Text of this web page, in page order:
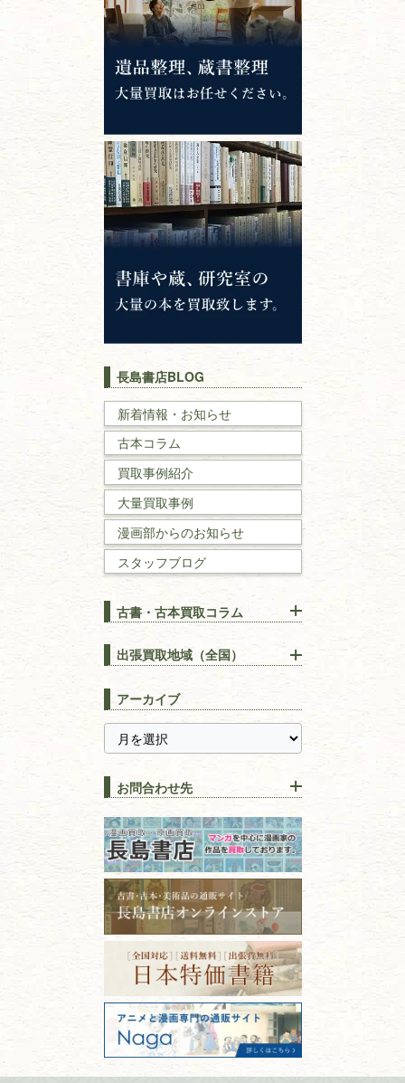
錦絵・浮世絵・版画・刷り物
専門書・ 学術書
哲学書・思想書
心理学・倫理学
仏教書
神道・神社仏閣
イスラム教
キリスト教
日本史
戦記・戦史
国文学・
理工書
数学書・物理学書
建築書
漢方・鍼灸・東洋医学
易学・占い
スピリチュアル・
全集・
趣味・教養
書道
拓本・法帖・碑帖
篆刻・印譜
書道具
美術書・アート本・
デザイン本
カメラ・撮影術
版画・リトグラフ・
長島書店BLOG
新着情報・お知らせ
古本コラム
買取事例紹介
大量買取事例
漫画部からのお知らせ
スタッフブログ
古書・古本買取コラム
りOK！効率的に売る方法
宅配買取は古本を送るだけ！
長島書店の便利な買取サービ
ス
【持ち込み買取】店頭で簡単
に古本を売るメリットとは？
上手な売り方のコツを解説
因！適切な管理で長持ちさせ
るコツ
古本は汚れていると買取でき
ない？適切な保管方法とクリ
ーニング！
ISBNコードとは？書籍の識別
番号の意味と役割を解説
価値ある古書を売るポイント
と注意点
出張買取地域（全国）
東京都
千葉県
神奈川県
静岡県
山梨県
新潟県
長野県
愛知県
石川県
福井県
福島県
富山県
青森県
岩手県
宮城県
秋田県
山形県
岐阜県
三重県
滋賀県
京都府
大阪府
兵庫県
奈良県
アーカイブ
お問合わせ先
古本買取専門店 長島書店
〒101-0051
東京都千代田区神田神保町2-5-1
フリーダイヤル：0120-414-548
電話：03-3512-8115
FAX：03-3512-8116
古物商許可：東京都公安委員会 第
301028901712号
古物商名称：有限会社長島書店